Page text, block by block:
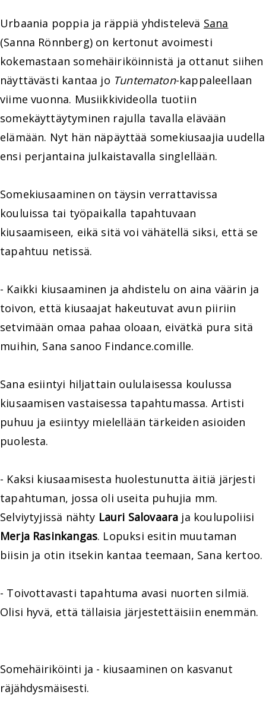
Urbaania poppia ja räppiä yhdistelevä Sana
(Sanna Rönnberg) on kertonut avoimesti
kokemastaan somehäiriköinnistä ja ottanut siihen
näyttävästi kantaa jo Tuntematon-kappaleellaan
viime vuonna. Musiikkivideolla tuotiin
somekäyttäytyminen rajulla tavalla elävään
elämään. Nyt hän näpäyttää somekiusaajia uudella
ensi perjantaina julkaistavalla singlellään.
Somekiusaaminen on täysin verrattavissa
kouluissa tai työpaikalla tapahtuvaan
kiusaamiseen, eikä sitä voi vähätellä siksi, että se
tapahtuu netissä.
- Kaikki kiusaaminen ja ahdistelu on aina väärin ja
toivon, että kiusaajat hakeutuvat avun piiriin
setvimään omaa pahaa oloaan, eivätkä pura sitä
muihin, Sana sanoo Findance.comille.
Sana esiintyi hiljattain oululaisessa koulussa
kiusaamisen vastaisessa tapahtumassa. Artisti
puhuu ja esiintyy mielellään tärkeiden asioiden
puolesta.
- Kaksi kiusaamisesta huolestunutta äitiä järjesti
tapahtuman, jossa oli useita puhujia mm.
Selviytyjissä nähty Lauri Salovaara ja koulupoliisi
Merja Rasinkangas. Lopuksi esitin muutaman
biisin ja otin itsekin kantaa teemaan, Sana kertoo.
- Toivottavasti tapahtuma avasi nuorten silmiä.
Olisi hyvä, että tällaisia järjestettäisiin enemmän.
Somehäiriköinti ja - kiusaaminen on kasvanut
räjähdysmäisesti.